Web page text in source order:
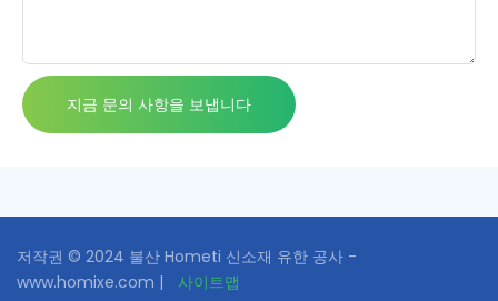
지금 문의 사항을 보냅니다
저작권 © 2024 불산 Hometi 신소재 유한 공사 -
www.homixe.com |
사이트맵